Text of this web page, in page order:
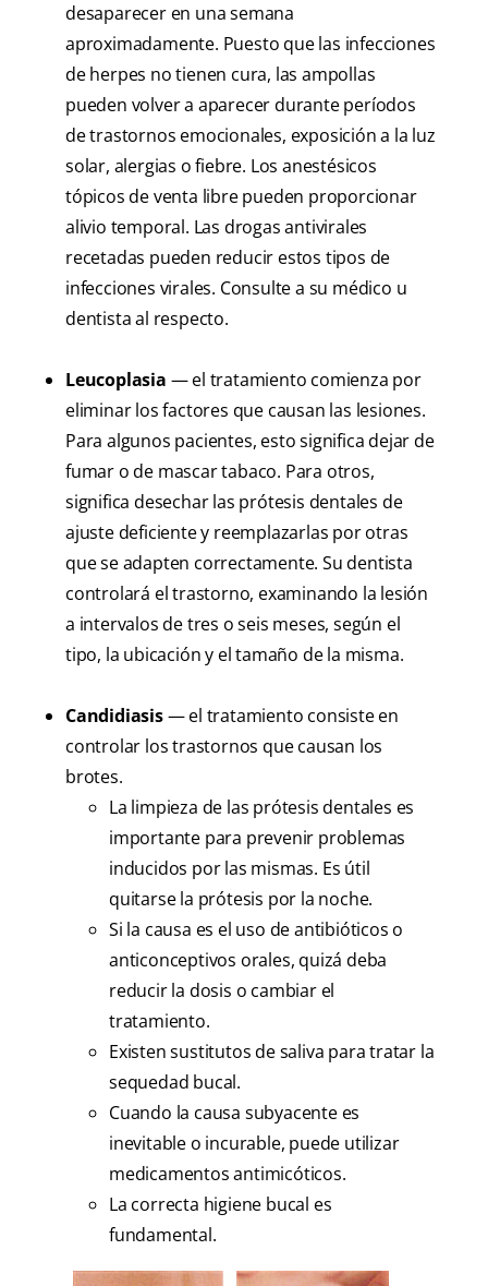
desaparecer en una semana
aproximadamente. Puesto que las infecciones
de herpes no tienen cura, las ampollas
pueden volver a aparecer durante períodos
de trastornos emocionales, exposición a la luz
solar, alergias o fiebre. Los anestésicos
tópicos de venta libre pueden proporcionar
alivio temporal. Las drogas antivirales
recetadas pueden reducir estos tipos de
infecciones virales. Consulte a su médico u
dentista al respecto.
Leucoplasia — el tratamiento comienza por
eliminar los factores que causan las lesiones.
Para algunos pacientes, esto significa dejar de
fumar o de mascar tabaco. Para otros,
significa desechar las prótesis dentales de
ajuste deficiente y reemplazarlas por otras
que se adapten correctamente. Su dentista
controlará el trastorno, examinando la lesión
a intervalos de tres o seis meses, según el
tipo, la ubicación y el tamaño de la misma.
Candidiasis— el tratamiento consiste en
controlar los trastornos que causan los
brotes.
La limpieza de las prótesis dentales es
importante para prevenir problemas
inducidos por las mismas. Es útil
quitarse la prótesis por la noche.
Si la causa es el uso de antibióticos o
anticonceptivos orales, quizá deba
reducir la dosis o cambiar el
tratamiento.
Existen sustitutos de saliva para tratar la
sequedad bucal.
Cuando la causa subyacente es
inevitable o incurable, puede utilizar
medicamentos antimicóticos.
La correcta higiene bucal es
fundamental.